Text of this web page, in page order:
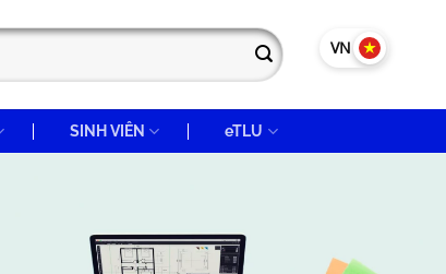
VN EN
SINH VIÊN eTLU